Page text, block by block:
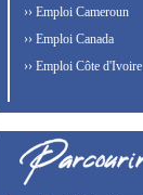
›› Emploi Cameroun
›› Emploi Canada
›› Emploi Côte d'Ivoire